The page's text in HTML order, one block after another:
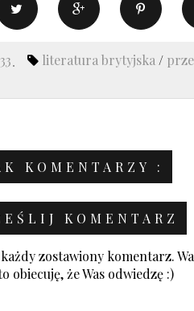
literatura brytyjska /
KOMENTARZY :
KOMENTARZ
zostawiony komentarz.
obiecuję, że Was odwiedzę :)